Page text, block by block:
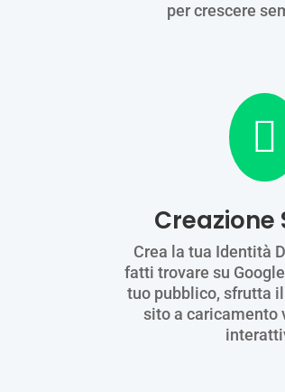
per crescere

Creazione
Crea la tua Identità
fatti trovare su
tuo pubblico, sfrutta
sito a caricamento